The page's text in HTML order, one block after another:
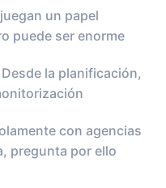
un papel
puede ser enorme
la planificación,
con agencias
pregunta por ello